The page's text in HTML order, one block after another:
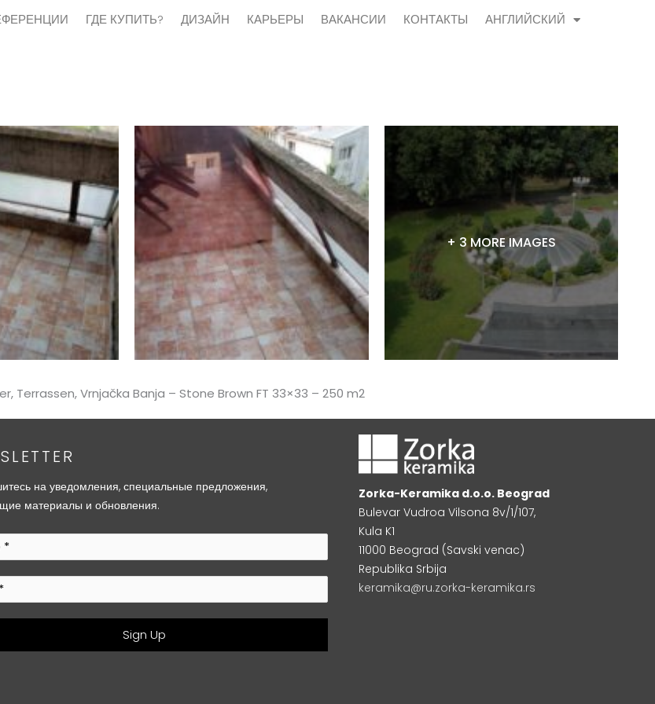
ГДЕ КУПИТЬ? ДИЗАЙН КАРЬЕРЫ ВАКАНСИИ КОНТАКТЫ АНГЛИЙСКИЙ
+ 3 MORE IMAGES
Terrassen, Vrnjačka Banja – Stone Brown FT 33×33 – 250 m2
на уведомления, специальные предложения,
материалы и обновления.
Zorka-Keramika d.o.o. Beograd
Bulevar Vudroa Vilsona 8v/1/107,
Kula K1
11000 Beograd (Savski venac)
Republika Srbija
keramika@ru.zorka-keramika.rs